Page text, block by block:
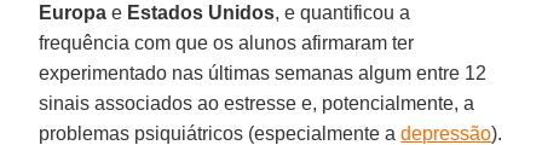
Europa e Estados Unidos, e quantificou a
frequência com que os alunos afirmaram ter
experimentado nas últimas semanas algum entre 12
sinais associados ao estresse e, potencialmente, a
problemas psiquiátricos (especialmente adepressão).